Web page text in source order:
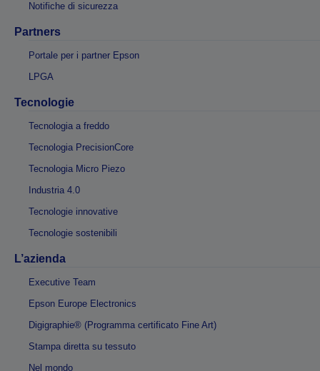
Notifiche di sicurezza
Partners
Portale per i partner Epson
LPGA
Tecnologie
Tecnologia a freddo
Tecnologia PrecisionCore
Tecnologia Micro Piezo
Industria 4.0
Tecnologie innovative
Tecnologie sostenibili
L’azienda
Executive Team
Epson Europe Electronics
Digigraphie® (Programma certificato Fine Art)
Stampa diretta su tessuto
Nel mondo